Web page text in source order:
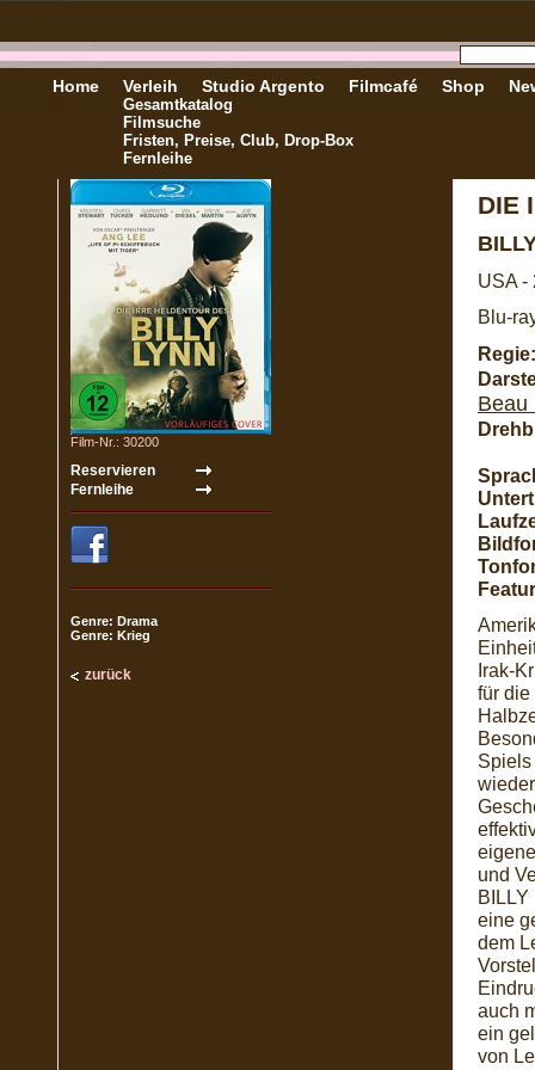
Home Verleih
Gesamtkatalog
Filmsuche
Fristen, Preise, Club, Drop-Box
Fernleihe
Studio Argento Filmcafé Shop
Film-Nr.: 30200
Genre: Drama
Genre: Krieg
zurück
DIE
USA -
Blu-
Regie:
Beau
Irak-
für die
und
BILLY
eine
dem
auch
ein
von